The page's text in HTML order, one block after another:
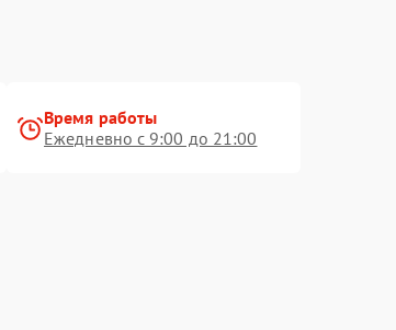
Время работы
Ежедневно с 9:00 до 21:00